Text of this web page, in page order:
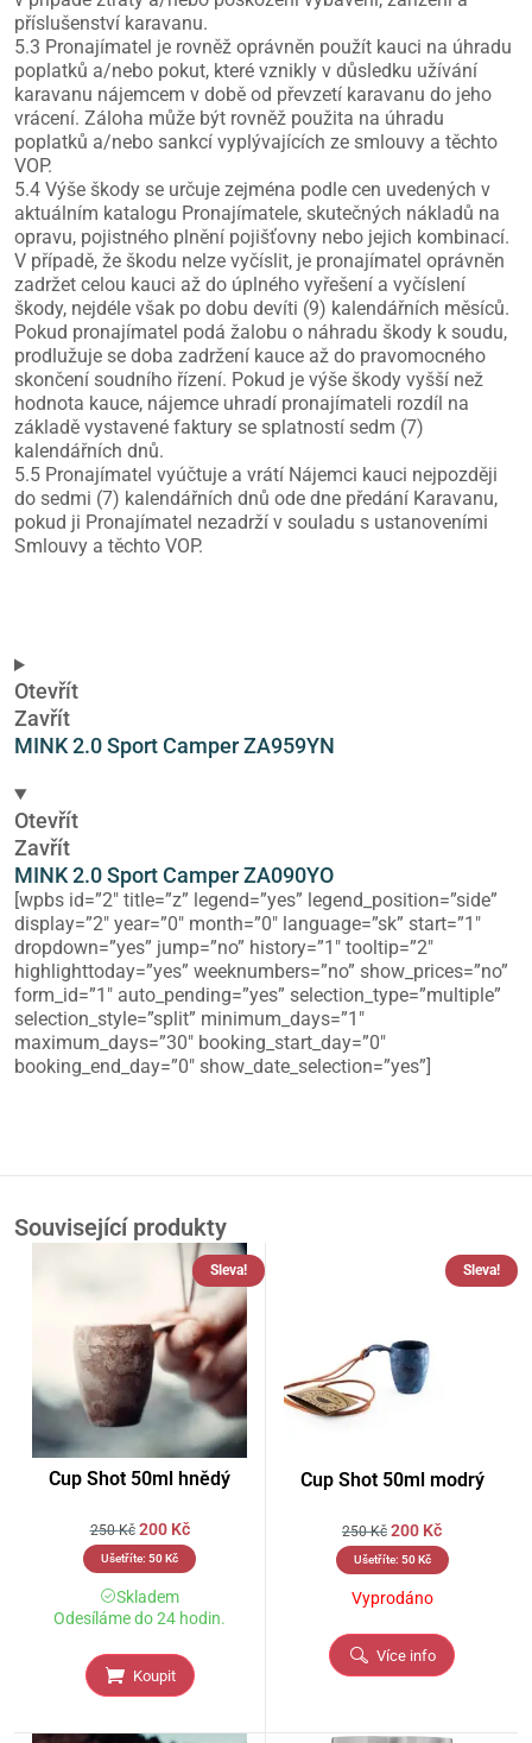
příslušenství karavanu.
5.3 Pronajímatel je rovněž oprávněn použít kauci na úhradu
poplatků a/nebo pokut, které vznikly v důsledku užívání
karavanu nájemcem v době od převzetí karavanu do jeho
vrácení. Záloha může být rovněž použita na úhradu
poplatků a/nebo sankcí vyplývajících ze smlouvy a těchto
VOP.
5.4 Výše škody se určuje zejména podle cen uvedených v
aktuálním katalogu Pronajímatele, skutečných nákladů na
opravu, pojistného plnění pojišťovny nebo jejich kombinací.
V případě, že škodu nelze vyčíslit, je pronajímatel oprávněn
zadržet celou kauci až do úplného vyřešení a vyčíslení
škody, nejdéle však po dobu devíti (9) kalendářních měsíců.
Pokud pronajímatel podá žalobu o náhradu škody k soudu,
prodlužuje se doba zadržení kauce až do pravomocného
skončení soudního řízení. Pokud je výše škody vyšší než
hodnota kauce, nájemce uhradí pronajímateli rozdíl na
základě vystavené faktury se splatností sedm (7)
kalendářních dnů.
5.5 Pronajímatel vyúčtuje a vrátí Nájemci kauci nejpozději
do sedmi (7) kalendářních dnů ode dne předání Karavanu,
pokud ji Pronajímatel nezadrží v souladu s ustanoveními
Smlouvy a těchto VOP.
Otevřít
Zavřít
MINK 2.0 Sport Camper ZA959YN
Otevřít
Zavřít
MINK 2.0 Sport Camper ZA090YO
[wpbs id=”2″ title=”z” legend=”yes” legend_position=”side”
display=”2″ year=”0″ month=”0″ language=”sk” start=”1″
dropdown=”yes” jump=”no” history=”1″ tooltip=”2″
highlighttoday=”yes” weeknumbers=”no” show_prices=”no”
form_id=”1″ auto_pending=”yes” selection_type=”multiple”
selection_style=”split” minimum_days=”1″
maximum_days=”30″ booking_start_day=”0″
booking_end_day=”0″ show_date_selection=”yes”]
Související produkty
Sleva!
Cup Shot 50ml hnědý
250Kč 200 Kč
Ušetříte: 50Kč
Skladem
Odesíláme do 24 hodin.
Koupit
Sleva!
Cup Shot 50ml modrý
250Kč 200 Kč
Ušetříte: 50Kč
Vyprodáno
Více info